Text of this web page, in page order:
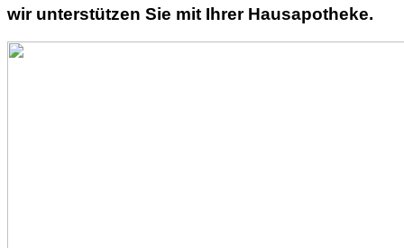
wir unterstützen Sie mit Ihrer Hausapotheke.